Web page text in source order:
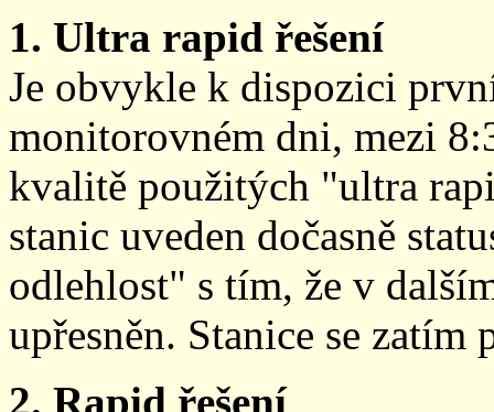
1. Ultra rapid řešení
Je obvykle k dispozici
monitorovném dni, mezi
kvalitě použitých "ultra
stanic uveden dočasně
odlehlost" s tím, že v
upřesněn. Stanice se zatím
2. Rapid řešení